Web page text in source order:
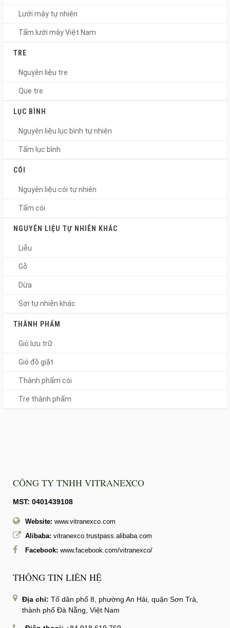
Lưới mây tự nhiên
Tấm lưới mây Việt Nam
TRE
Nguyên liệu tre
Que tre
LỤC BÌNH
Nguyên liệu lục bình tự nhiên
Tấm lục bình
CÓI
Nguyên liệu cói tự nhiên
Tấm cói
NGUYÊN LIỆU TỰ NHIÊN KHÁC
Liễu
Gỗ
Dừa
Sợi tự nhiên khác
THÀNH PHẨM
Giỏ lưu trữ
Giỏ đồ giặt
Thành phẩm cói
Tre thành phẩm
CÔNG TY TNHH VITRANEXCO
MST: 0401439108
Website: www.vitranexco.com
Alibaba: vitranexco.trustpass.alibaba.com
Facebook: www.facebook.com/vitranexco/
THÔNG TIN LIÊN HỆ
Địa chỉ: Tổ dân phố 8, phường An Hải, quận Sơn Trà,
thành phố Đà Nẵng, Việt Nam